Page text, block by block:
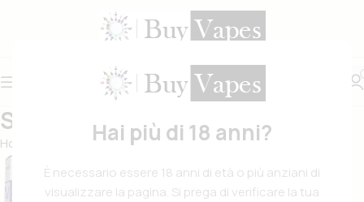
Hai più di 18 anni?
È necessario essere 18 anni di età o più anziani di
visualizzare la pagina. Si prega di verificare la tua
Su Di Noi
Home